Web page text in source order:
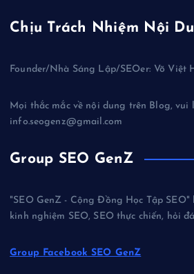
Chịu Trách Nhiệm Nội
Founder/Nhà Sáng Lập/SEOer: Võ Việt
Mọi thắc mắc về nội dung trên Blog, vui
info.seogenz@gmail.com
Group SEO GenZ
"SEO GenZ - Cộng Đồng Học Tập
kinh nghiệm SEO, SEO thực chiến, hỏi
Group Facebook SEO GenZ